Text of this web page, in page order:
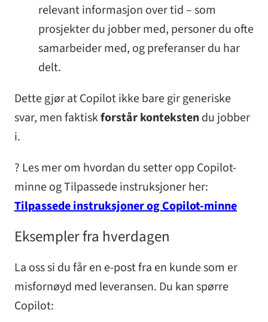
relevant informasjon over tid – som
prosjekter du jobber med, personer du ofte
samarbeider med, og preferanser du har
delt.
Dette gjør at Copilot ikke bare gir generiske
svar, men faktiskforstår kontekstendu jobber
i.
? Les mer om hvordan du setter opp Copilot-
minne og Tilpassede instruksjoner her:
Tilpassede instruksjoner og Copilot-minne
Eksempler fra hverdagen
La oss si du får en e-post fra en kunde som er
misfornøyd med leveransen. Du kan spørre
Copilot: